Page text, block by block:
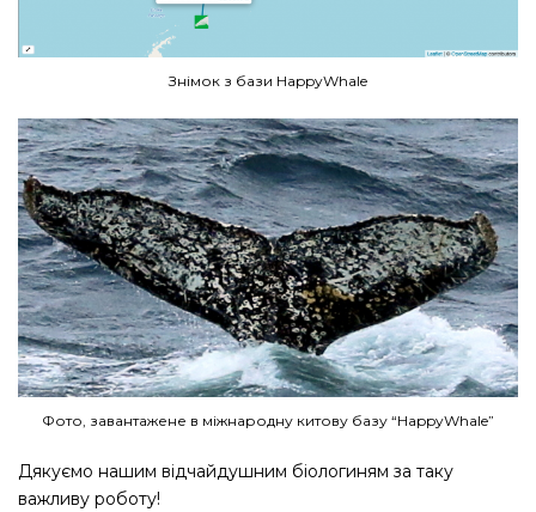
Знімок з бази HappyWhale
Фото, завантажене в міжнародну китову базу “HappyWhale”
Дякуємо нашим відчайдушним біологиням за таку
важливу роботу!